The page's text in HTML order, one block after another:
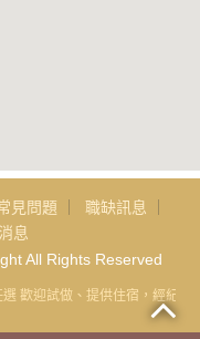
見問題
職缺訊息
息
All Rights Reserved
歡迎試做、提供住宿，經紀